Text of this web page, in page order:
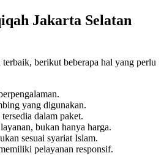
Jakarta Selatan
berikut beberapa hal yang perlu
yang digunakan.
dalam paket.
bukan hanya harga.
sesuai syariat Islam.
pelayanan responsif.